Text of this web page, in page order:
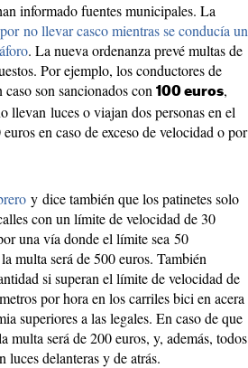
informado fuentes municipales. La
por no llevar casco mientras se conducía un
. La nueva ordenanza prevé multas de
Por ejemplo, los conductores de
son sancionados con 100 euros,
llevan luces o viajan dos personas en el
en caso de exceso de velocidad o por
y dice también que los patinetes solo
con un límite de velocidad de 30
una vía donde el límite sea 50
multa será de 500 euros. También
si superan el límite de velocidad de
por hora en los carriles bici en acera
superiores a las legales. En caso de que
multa será de 200 euros, y, además, todos
luces delanteras y de atrás.